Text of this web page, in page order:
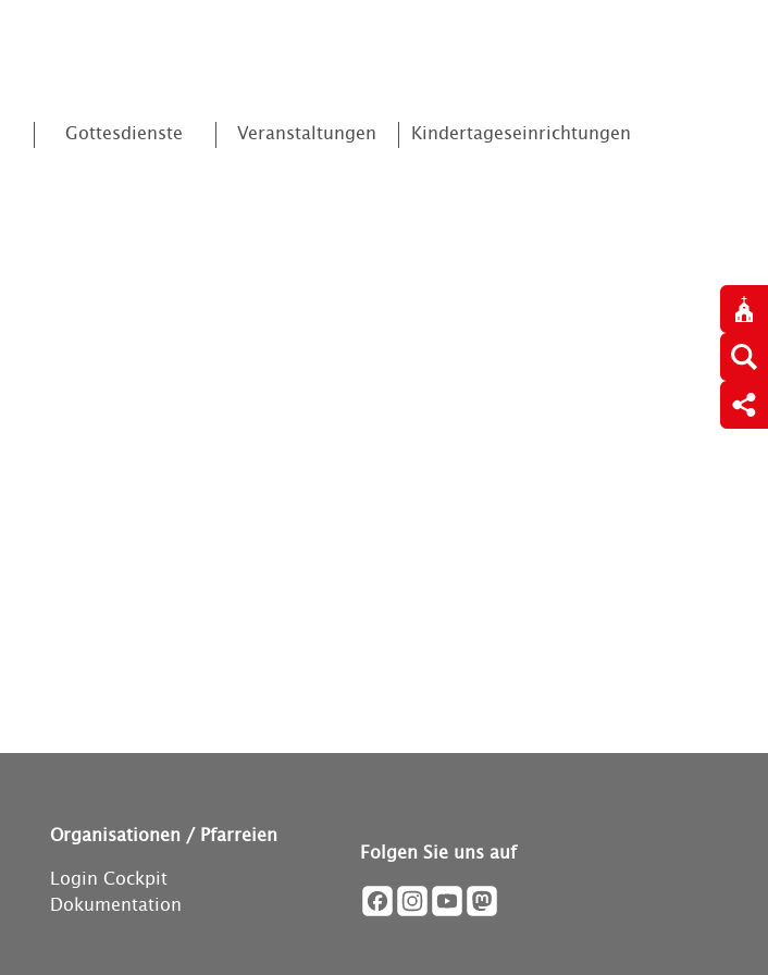
Gottesdienste Veranstaltungen Kindertageseinrichtungen
Organisationen / Pfarreien
Login Cockpit
Dokumentation
Folgen Sie uns auf